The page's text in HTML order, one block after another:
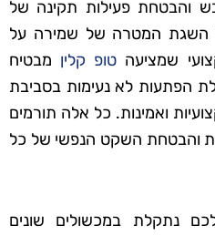
והבטחת פעילות תקינה של
השגת המטרה של שמירה על
שמציעה טופ קלין מבטיח
הפתעות לא נעימות בסביבת
ואמינות. כל אלה תורמים
והבטחת השקט הנפשי של כל
נתקלת במכשולים שונים